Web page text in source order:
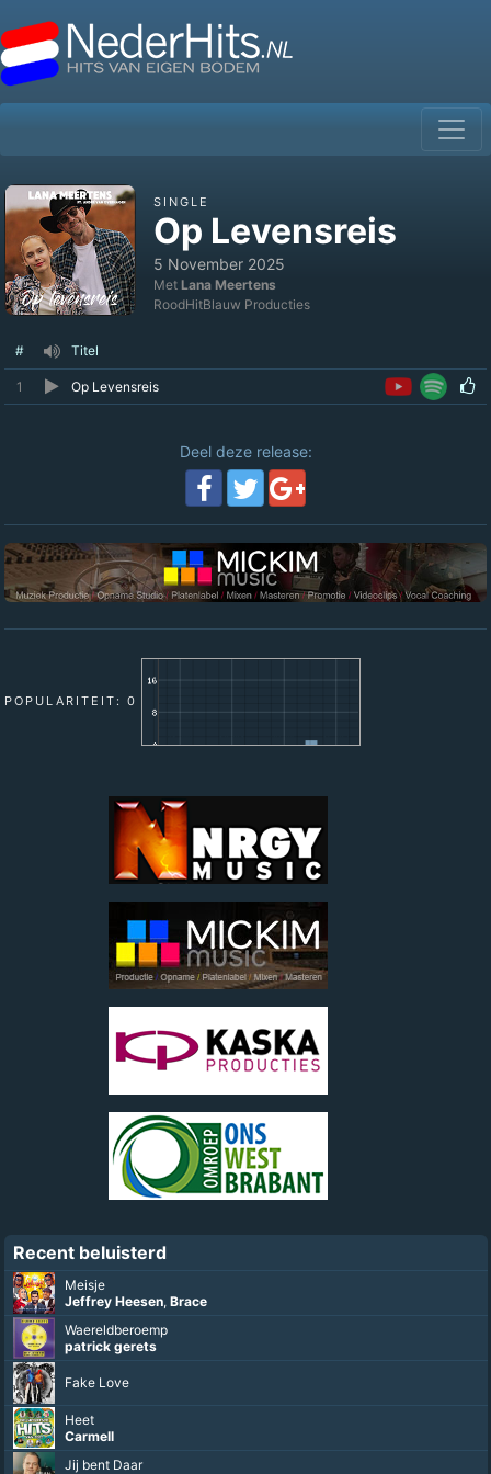
SINGLE
Op Levensreis
5 November 2025
Met Lana Meertens
RoodHitBlauw Producties
# Titel
1 Op Levensreis
Deel deze release:
POPULARITEIT: 0
Recent beluisterd
Meisje
Jeffrey Heesen, Brace
Waereldberoemp
patrick gerets
Fake Love
Heet
Carmell
Jij bent Daar